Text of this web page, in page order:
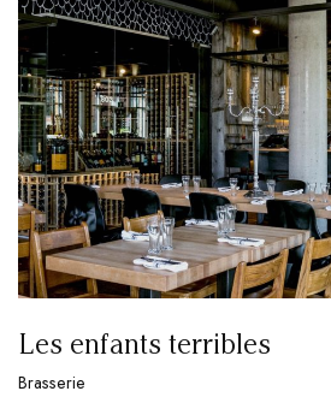
Les enfants terribles
Brasserie